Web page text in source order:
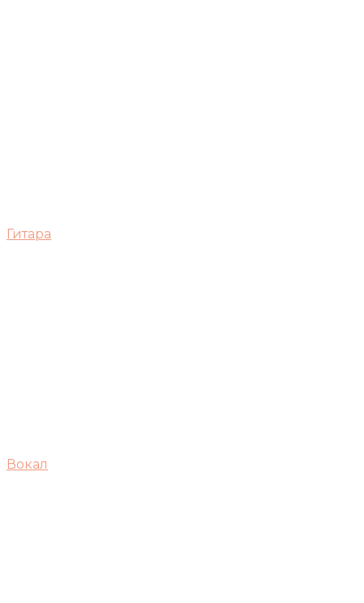
Гитара
Вокал